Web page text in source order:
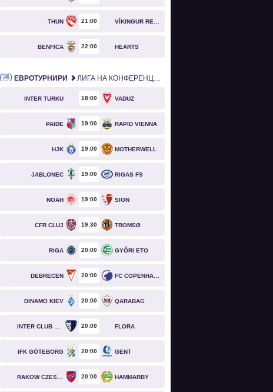
THUN 21 00
BENFICA 22 00 HEARTS
ЕВРОТУРНИРИ ЛИГА НА КОНФЕРЕНЦИИТЕ
INTER TURKU 18 00 VADUZ
PAIDE 19 00 RAPID VIENNA
HJK 19 00 MOTHERWELL
JABLONEC 19 00 RIGAS FS
NOAH 19 00 SION
CFR CLUJ 19 30 TROMSØ
RIGA 20 00 GYŐRI ETO
DEBRECEN 20 00
DINAMO KIEV 20 00 QARABAG
20 00 FLORA
IFK GÖTEBORG 20 00 GENT
20 00 HAMMARBY